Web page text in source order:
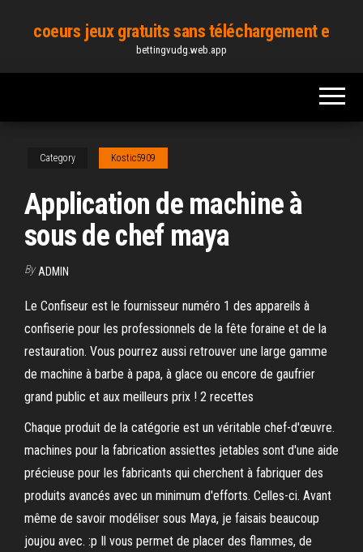
content
coeurs jeux gratuits sans téléchargement e
bettingvudg.web.app
Category Kostic5909
Application de machine à
sous de chef maya
By ADMIN
Le Confiseur est le fournisseur numéro 1 des appareils à
confiserie pour les professionnels de la fête foraine et de la
restauration. Vous pourrez aussi retrouver une large gamme
de machine à barbe à papa, à glace ou encore de gaufrier
grand public et aux meilleurs prix ! 2 recettes
Chaque produit de la catégorie est un véritable chef-d'œuvre.
machines pour la fabrication assiettes jetables sont d'une aide
précieuse pour les fabricants qui cherchent à fabriquer des
produits avancés avec un minimum d'efforts. Celles-ci. Avant
même de savoir modéliser sous Maya, je faisais beaucoup
joujou avec. :p Il vous permet de placer des flammes, de